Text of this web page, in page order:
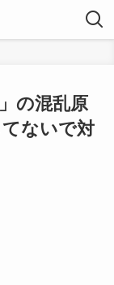
の混乱原
ないで対